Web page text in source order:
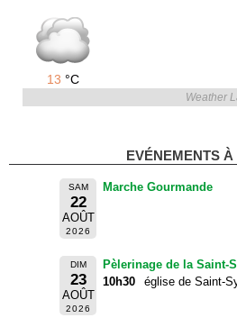
13 °C
Weather
EVÉNEMENTS À
SAM
22
AOÛT
2026
Marche Gourmande
DIM
23
AOÛT
2026
Pèlerinage de la Saint-
10h30
église de Saint-